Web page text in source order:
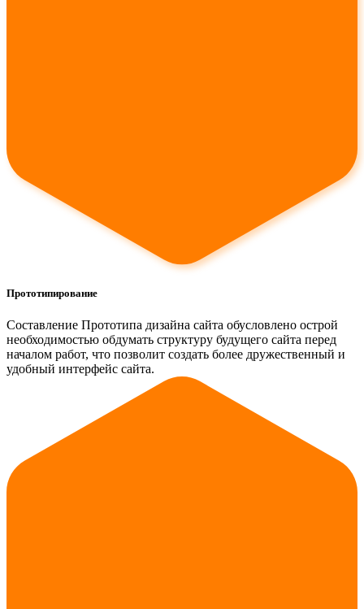
Прототипирование
Составление Прототипа дизайна сайта обусловлено острой
необходимостью обдумать структуру будущего сайта перед
началом работ, что позволит создать более дружественный и
удобный интерфейс сайта.